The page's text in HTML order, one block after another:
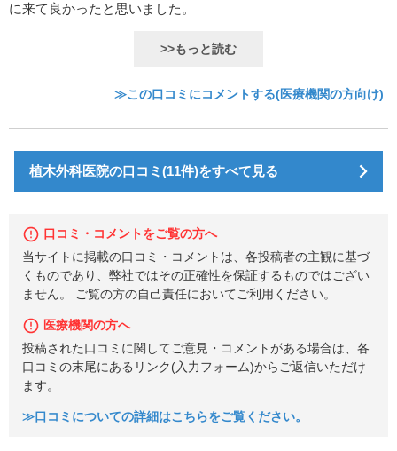
に来て良かったと思いました。
>>もっと読む
≫この口コミにコメントする(医療機関の方向け)
植木外科医院の口コミ(11件)をすべて見る
口コミ・コメントをご覧の方へ
当サイトに掲載の口コミ・コメントは、各投稿者の主観に基づ
くものであり、弊社ではその正確性を保証するものではござい
ません。 ご覧の方の自己責任においてご利用ください。
医療機関の方へ
投稿された口コミに関してご意見・コメントがある場合は、各
口コミの末尾にあるリンク(入力フォーム)からご返信いただけ
ます。
≫口コミについての詳細はこちらをご覧ください。